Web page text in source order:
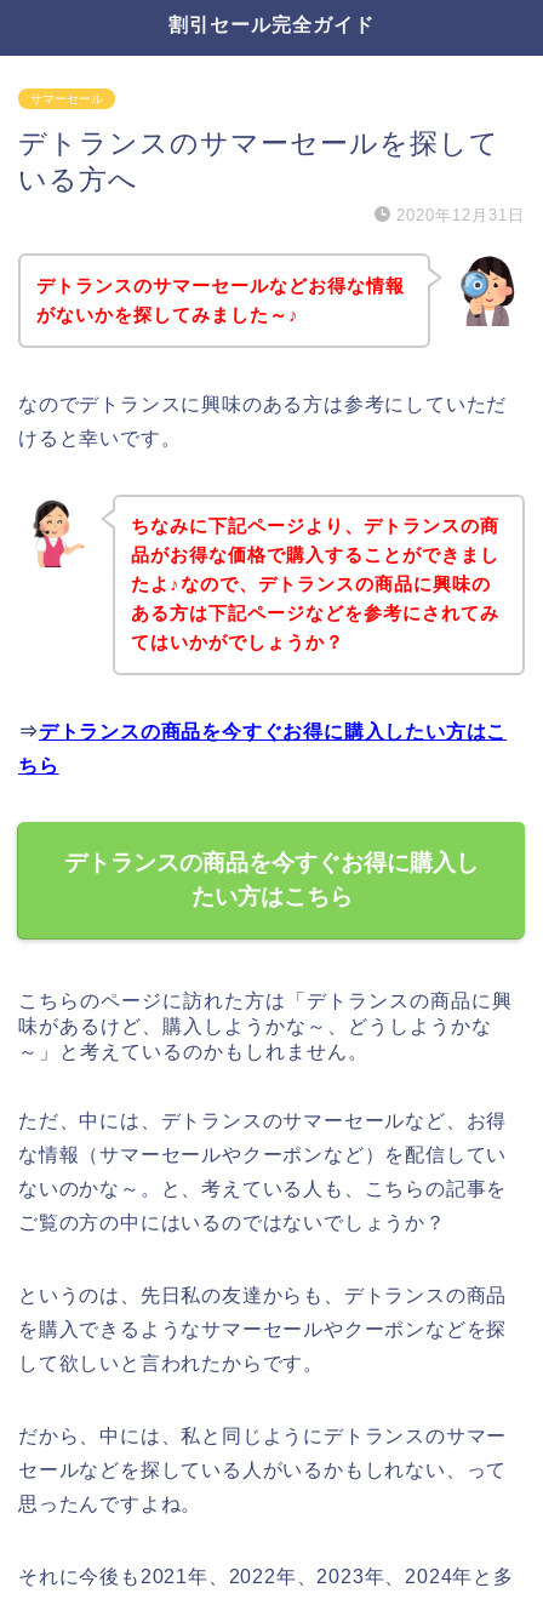
割引セール完全ガイド
サマーセール
デトランスのサマーセールを探して
いる方へ
2020年12月31日
デトランスのサマーセールなどお得な情報
がないかを探してみました～♪
なのでデトランスに興味のある方は参考にしていただ
けると幸いです。
ちなみに下記ページより、デトランスの商
品がお得な価格で購入することができまし
たよ♪なので、デトランスの商品に興味の
ある方は下記ページなどを参考にされてみ
てはいかがでしょうか？
⇒デトランスの商品を今すぐお得に購入したい方はこ
ちら
デトランスの商品を今すぐお得に購入し
たい方はこちら
こちらのページに訪れた方は「デトランスの商品に興
味があるけど、購入しようかな～、どうしようかな
～」と考えているのかもしれません。
ただ、中には、デトランスのサマーセールなど、お得
な情報（サマーセールやクーポンなど）を配信してい
ないのかな～。と、考えている人も、こちらの記事を
ご覧の方の中にはいるのではないでしょうか？
というのは、先日私の友達からも、デトランスの商品
を購入できるようなサマーセールやクーポンなどを探
して欲しいと言われたからです。
だから、中には、私と同じようにデトランスのサマー
セールなどを探している人がいるかもしれない、って
思ったんですよね。
それに今後も2021年、2022年、2023年、2024年と多